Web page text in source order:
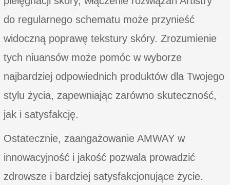
do regularnego schematu może przynieść
widoczną poprawę tekstury skóry. Zrozumienie
tych niuansów może pomóc w wyborze
najbardziej odpowiednich produktów dla Twojego
stylu życia, zapewniając zarówno skuteczność,
jak i satysfakcję.
Ostatecznie, zaangażowanie AMWAY w
innowacyjność i jakość pozwala prowadzić
zdrowsze i bardziej satysfakcjonujące życie.